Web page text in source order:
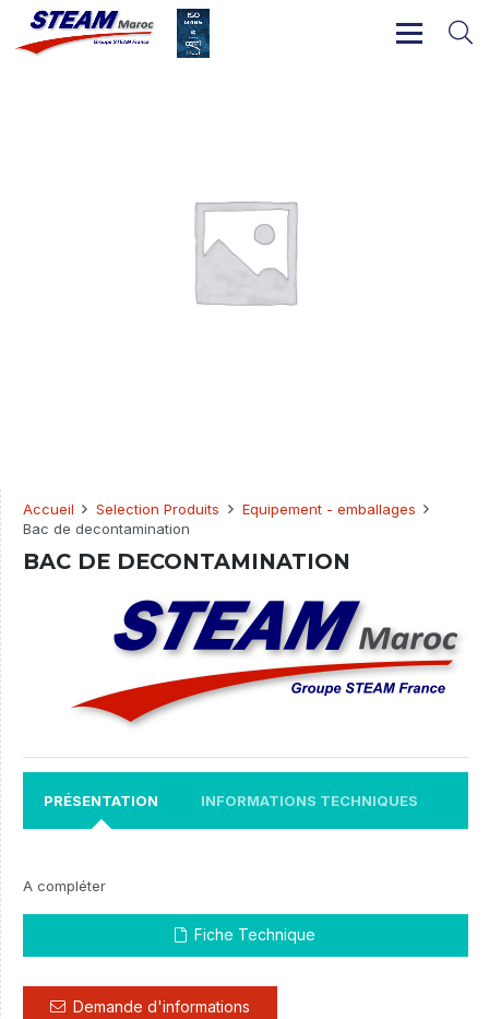
Accueil Selection Produits
Equipement - emballages
Bac de decontamination
BAC DE DECONTAMINATION
PRÉSENTATION INFORMATIONS TECHNIQUES
A compléter
Fiche Technique
Demande d'informations